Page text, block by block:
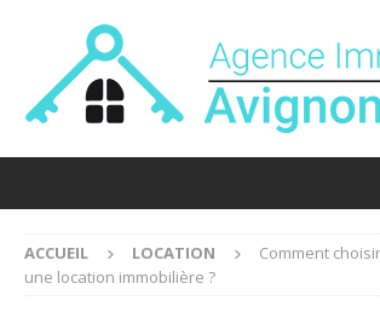
ACCUEIL LOCATION
Comment
une location immobilière ?